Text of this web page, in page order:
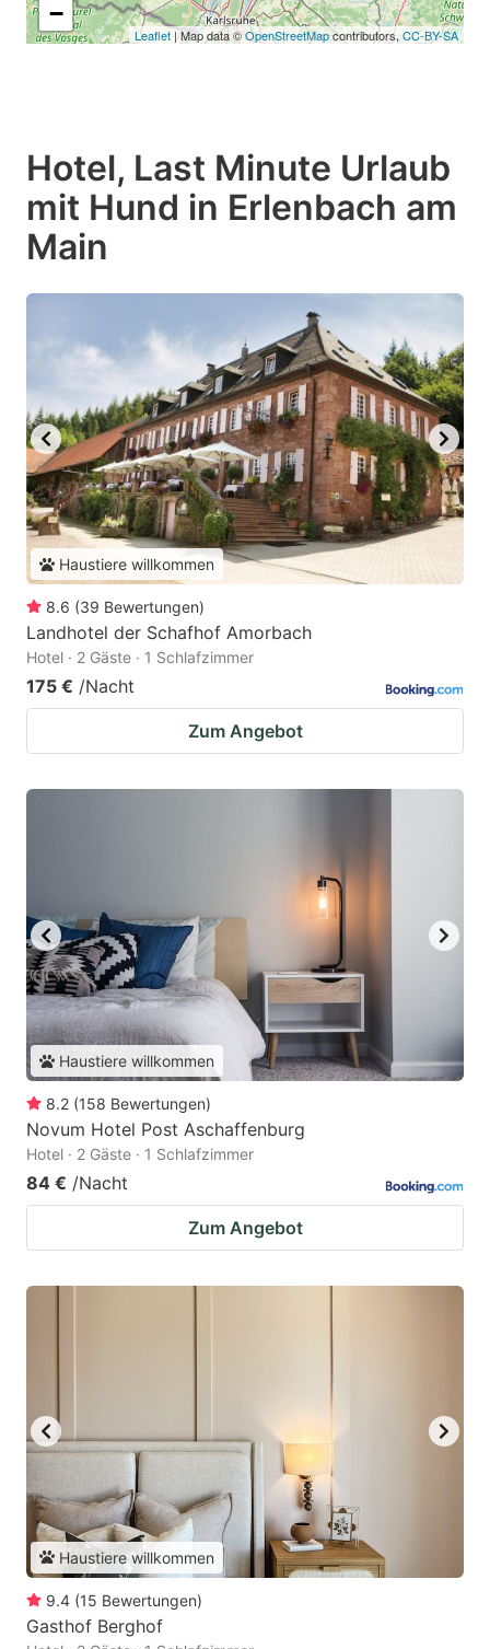
−
Leaflet | Map data ©OpenStreetMapcontributors, CC-BY-SA
Hotel, Last Minute Urlaub
mit Hund in Erlenbach am
Main
Haustiere willkommen
8.6 (39 Bewertungen)
Landhotel der Schafhof Amorbach
Hotel · 2 Gäste · 1 Schlafzimmer
175 € /Nacht
Zum Angebot
Haustiere willkommen
8.2 (158 Bewertungen)
Novum Hotel Post Aschaffenburg
Hotel · 2 Gäste · 1 Schlafzimmer
84 € /Nacht
Zum Angebot
Haustiere willkommen
9.4 (15 Bewertungen)
Gasthof Berghof